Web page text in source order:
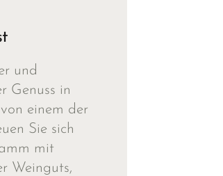
und
Genuss in
einem der
Sie sich
mit
Weinguts,